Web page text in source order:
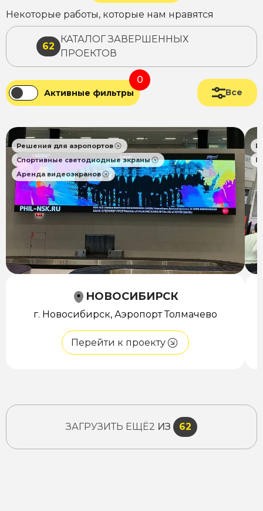
Некоторые работы, которые нам нравятся
62
КАТАЛОГ ЗАВЕРШЕННЫХ
ПРОЕКТОВ
Активные фильтры
0
Все
Решения для аэропортов
Спортивные светодиодные экраны
Аренда видеоэкранов
НОВОСИБИРСК
г. Новосибирск, Аэропорт Толмачево
Перейти к проекту
ЗАГРУЗИТЬ ЕЩЁ2 ИЗ 62